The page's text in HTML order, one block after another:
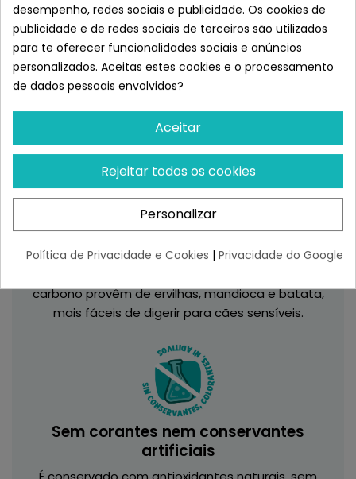
Monoproteico
Apenas o salmão como fonte de proteína animal,
o que facilita detetar se o seu cão é alérgico ou
tolerante a outras carnes por exclusão.
Sem cereais
carbono provêm de ervilhas, mandioca e batata,
mais fáceis de digerir para cães sensíveis.
Sem corantes nem conservantes
artificiais
desempenho, redes sociais e publicidade. Os cookies de
publicidade e de redes sociais de terceiros são utilizados
para te oferecer funcionalidades sociais e anúncios
personalizados. Aceitas estes cookies e o processamento
de dados pessoais envolvidos?
Aceitar
Rejeitar todos os cookies
Personalizar
Política de Privacidade e Cookies | Privacidade do Google